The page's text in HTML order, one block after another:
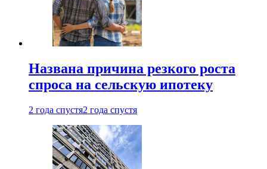
Названа причина резкого роста
спроса на сельскую ипотеку
2 года спустя2 года спустя